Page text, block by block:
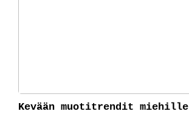
Kevään muotitrendit miehille